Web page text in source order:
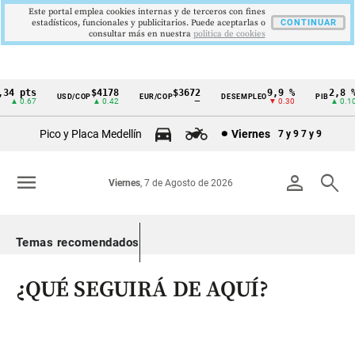
Cintillo
Colombia
pts
0.67
USD/COP$4178
▲ 0.42
EUR/COP$3672 DESEMPLEO 9,9 %
▼ 0.30
PIB2,8 %
▲ 0.10
Pico y Placa Medellín Viernes 7 y 9 7 y 9
person search
Viernes, 7 de Agosto de 2026
menu
Temas recomendados
¿QUÉ SEGUIRÁ DE AQUÍ?
Este portal emplea cookies internas y de terceros con fines
estadísticos, funcionales y publicitarios. Puede aceptarlas o
consultar más en nuestra politica de cookies
CONTINUAR